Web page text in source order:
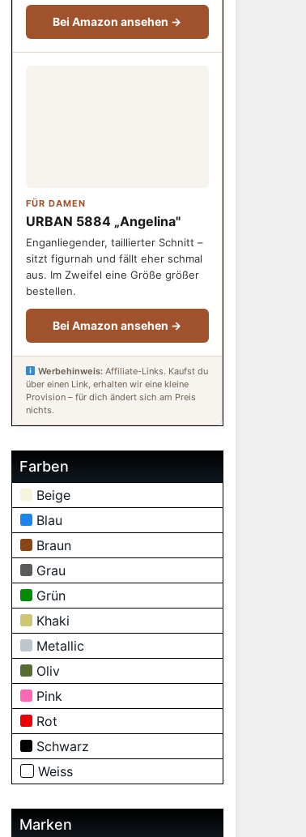
Bei Amazon ansehen →
FÜR DAMEN
URBAN 5884 „Angelina"
Enganliegender, taillierter Schnitt –
sitzt figurnah und fällt eher schmal
aus. Im Zweifel eine Größe größer
bestellen.
Bei Amazon ansehen →
Werbehinweis: Affiliate-Links. Kaufst du
über einen Link, erhalten wir eine kleine
Provision – für dich ändert sich am Preis
nichts.
Farben
Beige
Blau
Braun
Grau
Grün
Khaki
Metallic
Oliv
Pink
Rot
Schwarz
Weiss
Marken